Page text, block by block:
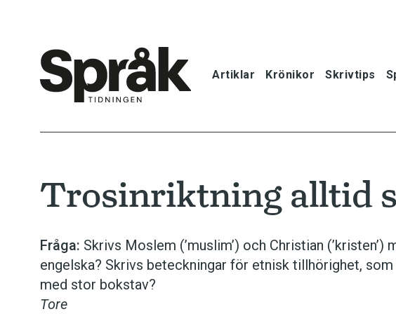
Artiklar Krönikor Skrivtips
Krönikor
Skrivtips
Trosinriktning alltid
Fråga: Skrivs Moslem (’muslim’) och Christian
engelska? Skrivs beteckningar för etnisk tillhörighet, som
med stor bokstav?
Tore